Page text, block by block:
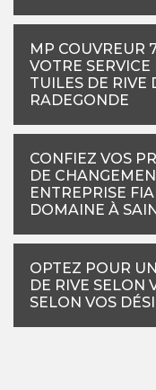
MP COUVREUR
VOTRE
TUILES DE RIVE
RADEGONDE
CONFIEZ VOS
DE
ENTREPRISE
DOMAINE À
OPTEZ POUR
DE RIVE SELON
SELON VOS